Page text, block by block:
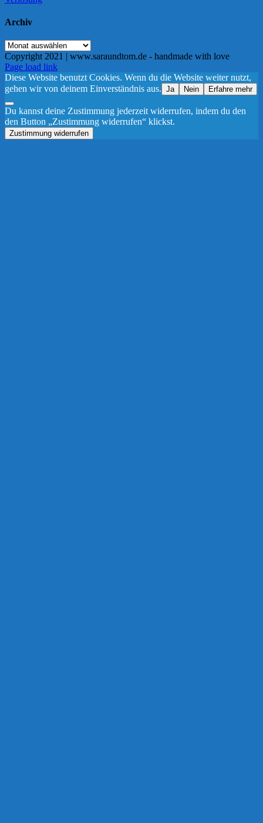
Archiv
Archiv
Copyright 2021 | www.saraundtom.de - handmade with love
Instagram
Page load link
Diese Website benutzt Cookies. Wenn du die Website weiter nutzt,
gehen wir von deinem Einverständnis aus. Ja Nein Erfahre mehr
Du kannst deine Zustimmung jederzeit widerrufen, indem du den
den Button „Zustimmung widerrufen“ klickst.
Zustimmung widerrufen